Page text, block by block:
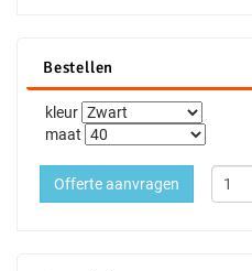
Bestellen
kleur
maat
Offerte aanvragen